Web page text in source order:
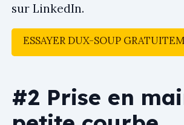
sur LinkedIn.
ESSAYER DUX-SOUP
#2 Prise en